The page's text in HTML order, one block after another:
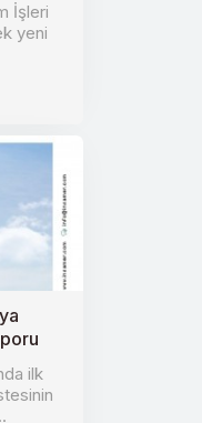
İşleri
yeni
ilk